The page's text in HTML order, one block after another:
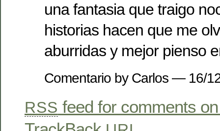
una fantasia que traigo
historias hacen que me
aburridas y mejor pienso
Comentario by Carlos — 16/
RSS feed for comments